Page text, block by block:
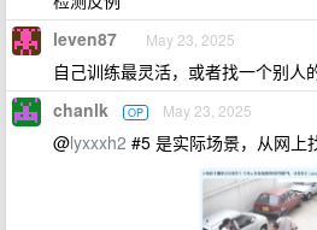
leven87 May 23, 2025
自己训练最灵活，或者找一个别人
chanlk OP May 23, 2025
@lyxxxh2 #5 是实际场景，从网上